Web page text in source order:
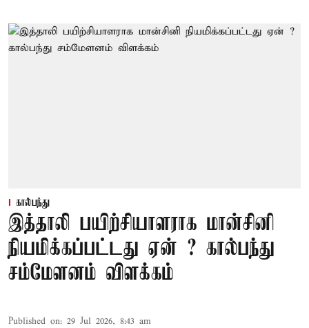
கால்பந்து
இத்தாலி பயிற்சியாளராக மான்சினி
நியமிக்கப்பட்டது ஏன் ? கால்பந்து
சம்மேளனம் விளக்கம்
Published on: 29 Jul 2026, 8:43 am